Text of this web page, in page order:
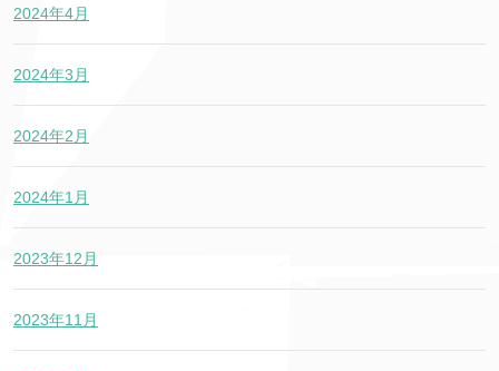
2024年4月
2024年3月
2024年2月
2024年1月
2023年12月
2023年11月